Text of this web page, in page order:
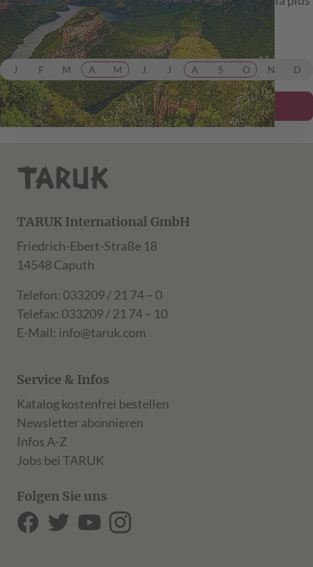
Botswana bis Victoria Falls.
ab 7.599,00 €inkl. Flug
J
F M A M J J A S O N D
Details ansehen
TARUK International GmbH
Friedrich-Ebert-Straße 18
14548 Caputh
Telefon: 033209 / 21 74 – 0
Telefax: 033209 / 21 74 – 10
E-Mail: info@taruk.com
Service & Infos
Katalog kostenfrei bestellen
Newsletter abonnieren
Infos A-Z
Jobs bei TARUK
Folgen Sie uns